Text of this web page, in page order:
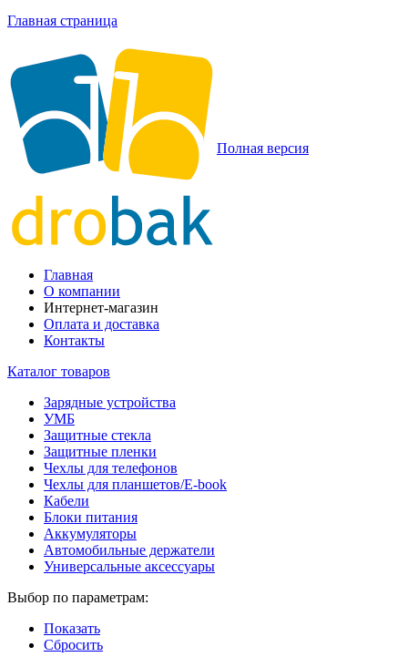
Главная страница
Полная версия
Главная
О компании
Интернет-магазин
Оплата и доставка
Контакты
Каталог товаров
Зарядные устройства
УМБ
Защитные стекла
Защитные пленки
Чехлы для телефонов
Чехлы для планшетов/E-book
Кабели
Блоки питания
Аккумуляторы
Автомобильные держатели
Универсальные аксессуары
Выбор по параметрам:
Показать
Сбросить